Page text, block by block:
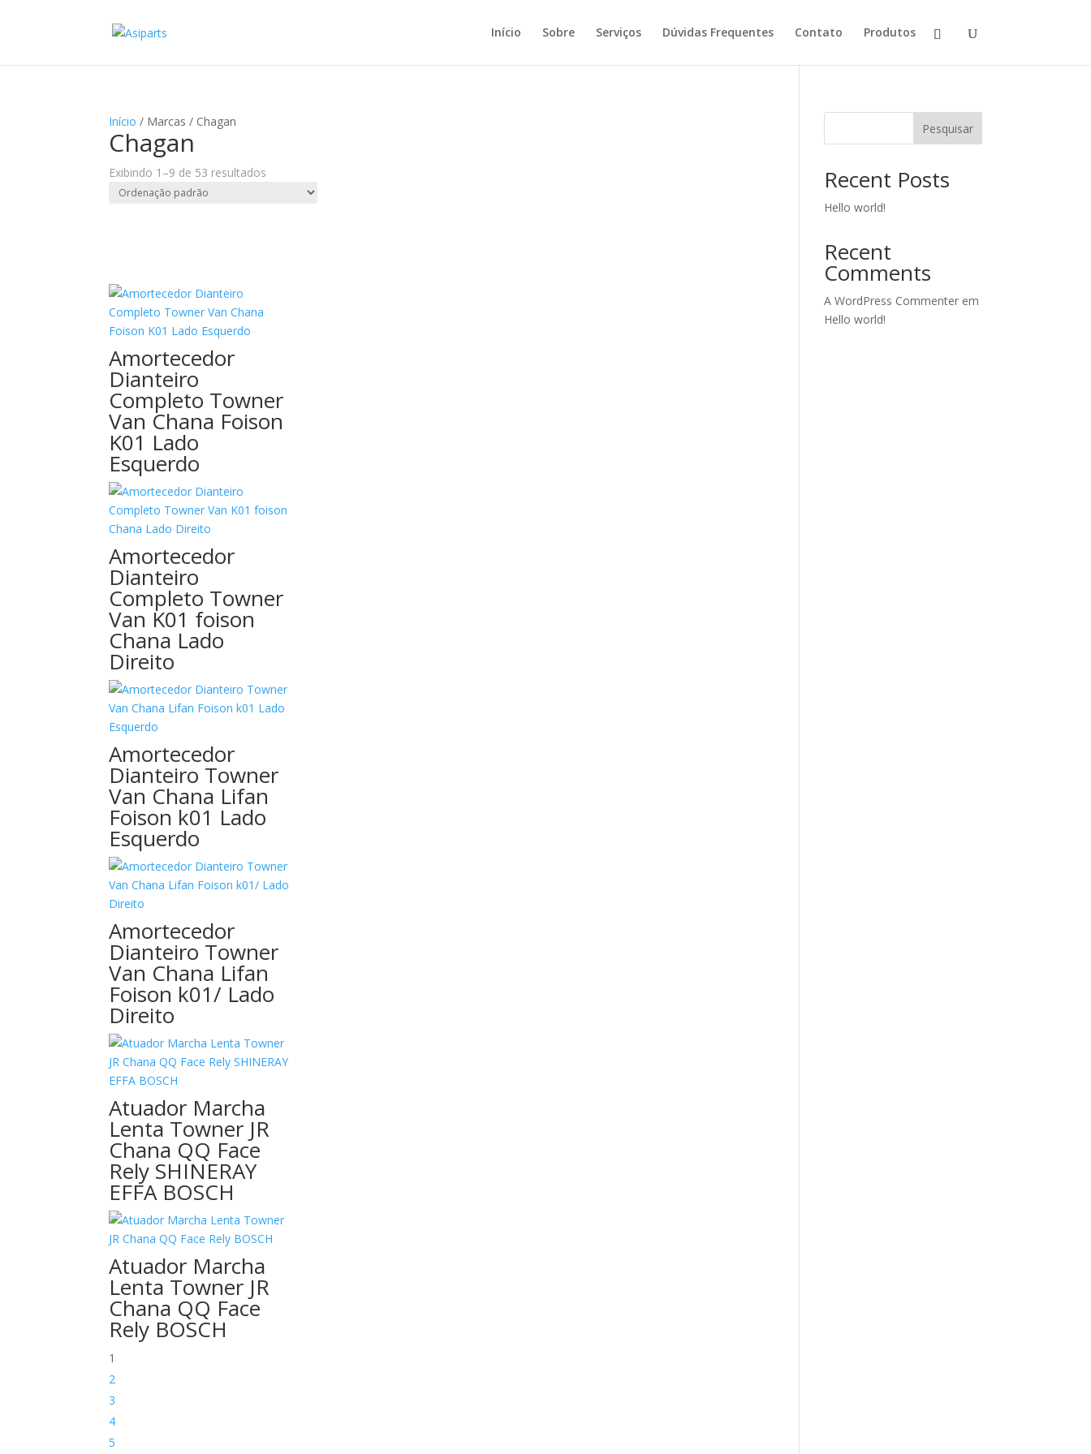
Início Sobre Serviços Dúvidas Frequentes Contato Produtos
Início / Marcas / Chagan
Chagan
Exibindo 1–9 de 53 resultados
Amortecedor
Dianteiro
Completo Towner
Van Chana Foison
K01 Lado
Esquerdo
Amortecedor
Dianteiro
Completo Towner
Van K01 foison
Chana Lado
Direito
Amortecedor
Dianteiro Towner
Van Chana Lifan
Foison k01 Lado
Esquerdo
Amortecedor
Dianteiro Towner
Van Chana Lifan
Foison k01/ Lado
Direito
Atuador Marcha
Lenta Towner JR
Chana QQ Face
Rely SHINERAY
EFFA BOSCH
Atuador Marcha
Lenta Towner JR
Chana QQ Face
Rely BOSCH
1
2
3
4
5
Pesquisar
Recent Posts
Hello world!
Recent
Comments
A WordPress Commenter em
Hello world!